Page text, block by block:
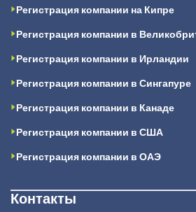
Регистрация компании на Кипре
Регистрация компании в
Регистрация компании в Ирландии
Регистрация компании в Сингапуре
Регистрация компании в Канаде
Регистрация компании в США
Регистрация компании в ОАЭ
Контакты